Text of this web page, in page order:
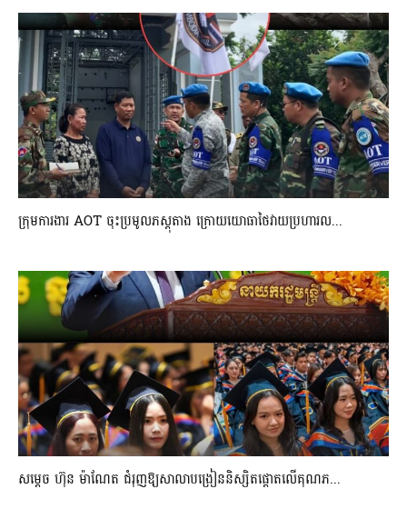
ក្រុមការងារ AOT ចុះប្រមូលភស្តុតាង ក្រោយយោធាថៃវាយប្រហារល...
សម្តេច ហ៊ុន ម៉ាណែត ជំរុញឱ្យសាលាបង្រៀននិស្សិតផ្តោតលើគុណភ...